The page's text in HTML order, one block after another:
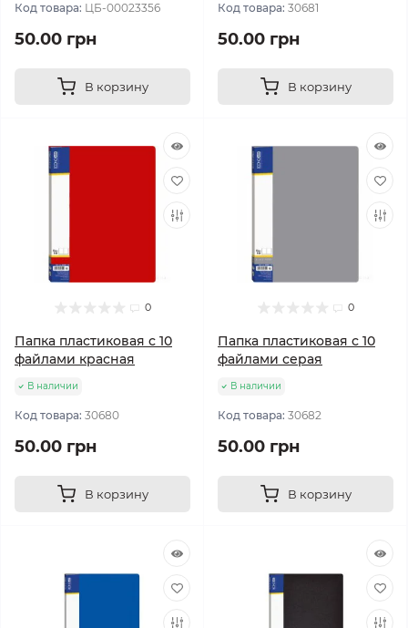
Код товара: ЦБ-00023356
50.00 грн
В корзину
Код товара: 30681
50.00 грн
В корзину
0
Папка пластиковая с 10
файлами красная
В наличии
Код товара: 30680
50.00 грн
В корзину
0
Папка пластиковая с 10
файлами серая
В наличии
Код товара: 30682
50.00 грн
В корзину